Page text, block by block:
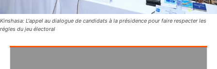
Kinshasa: L'appel au dialogue de candidats à la présidence pour faire respecter les
régles du jeu électoral